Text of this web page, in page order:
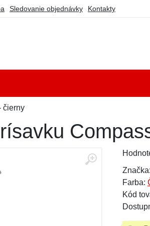
Sledovanie objednávky Kontakty
čierny
Značka:
Farba:
Kód